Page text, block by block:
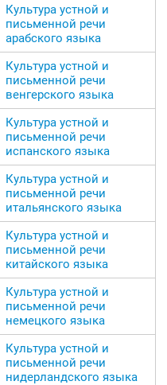
Культура устной и
письменной речи
арабского языка
Культура устной и
письменной речи
венгерского языка
Культура устной и
письменной речи
испанского языка
Культура устной и
письменной речи
итальянского языка
Культура устной и
письменной речи
китайского языка
Культура устной и
письменной речи
немецкого языка
Культура устной и
письменной речи
нидерландского языка